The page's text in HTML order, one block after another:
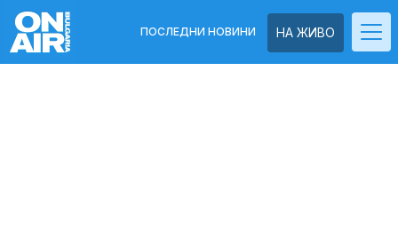
НА ЖИВО
ПОСЛЕДНИ НОВИНИ